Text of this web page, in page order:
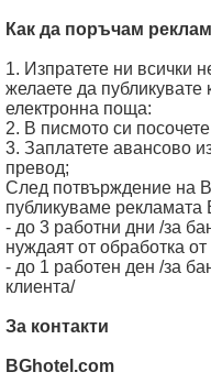
Как да поръчам
1. Изпратете ни всички
желаете да публикувате
електронна поща:
2. В писмото си
3. Заплатете авансово
превод;
След потвърждение на
публикуваме рекламата
- до 3 работни дни /за
нуждаят от обработка от
- до 1 работен ден /за
клиента/
За контакти
BGhotel.com